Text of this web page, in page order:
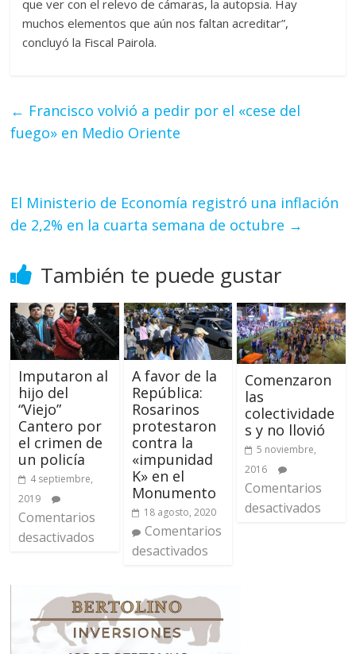
que ver con el relevo de cámaras, la autopsia. Hay
muchos elementos que aún nos faltan acreditar”,
concluyó la Fiscal Pairola.
← Francisco volvió a pedir por el «cese del
fuego» en Medio Oriente
El Ministerio de Economía registró una inflación
de 2,2% en la cuarta semana de octubre →
También te puede gustar
Imputaron al
hijo del
“Viejo”
Cantero por
el crimen de
un policía
4 septiembre,
2019
Comentarios
desactivados
A favor de la
República:
Rosarinos
protestaron
contra la
«impunidad
K» en el
Monumento
18 agosto, 2020
Comentarios
desactivados
Comenzaron
las
colectividade
s y no llovió
5 noviembre,
2016
Comentarios
desactivados